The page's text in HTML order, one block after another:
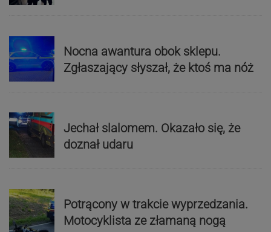
Nocna awantura obok sklepu.
Zgłaszający słyszał, że ktoś ma nóż
Jechał slalomem. Okazało się, że
doznał udaru
Potrącony w trakcie wyprzedzania.
Motocyklista ze złamaną nogą